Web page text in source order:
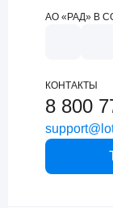
АО «РАД» В
КОНТАКТЫ
8 800